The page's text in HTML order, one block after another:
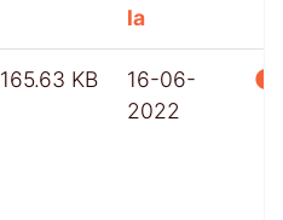
la
165.63 KB
16-06-
2022